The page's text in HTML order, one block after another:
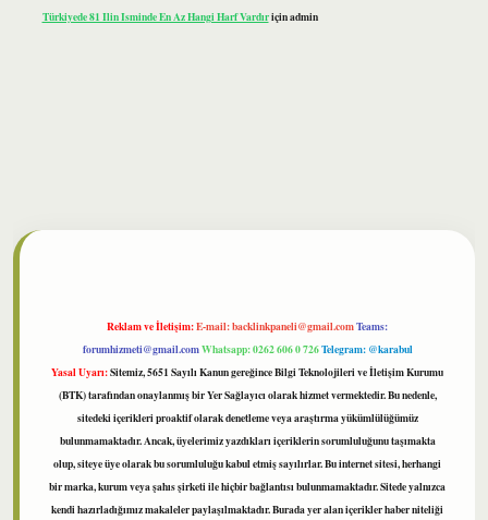
Türkiyede 81 Ilin Isminde En Az Hangi Harf Vardıriçinadmin
Reklam ve İletişim:E-mail:backlinkpaneli@gmail.comTeams:
forumhizmeti@gmail.comWhatsapp: 0262 606 0 726Telegram: @karabul
Yasal Uyarı:Sitemiz, 5651 Sayılı Kanun gereğince Bilgi Teknolojileri ve İletişim Kurumu
(BTK) tarafından onaylanmış bir Yer Sağlayıcı olarak hizmet vermektedir. Bu nedenle,
sitedeki içerikleri proaktif olarak denetleme veya araştırma yükümlülüğümüz
bulunmamaktadır. Ancak, üyelerimiz yazdıkları içeriklerin sorumluluğunu taşımakta
olup, siteye üye olarak bu sorumluluğu kabul etmiş sayılırlar. Bu internet sitesi, herhangi
bir marka, kurum veya şahıs şirketi ile hiçbir bağlantısı bulunmamaktadır. Sitede yalnızca
kendi hazırladığımız makaleler paylaşılmaktadır. Burada yer alan içerikler haber niteliği